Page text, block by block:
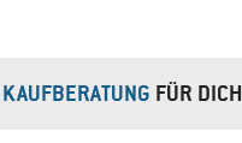
KAUFBERATUNG FÜR DICH